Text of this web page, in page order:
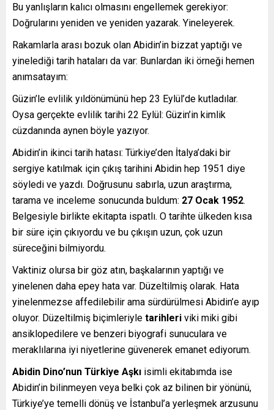
Bu yanlışların kalıcı olmasını engellemek gerekiyor:
Doğrularını yeniden ve yeniden yazarak. Yineleyerek.
Rakamlarla arası bozuk olan Abidin’in bizzat yaptığı ve
yinelediği tarih hataları da var: Bunlardan iki örneği hemen
anımsatayım:
Güzin’le evlilik yıldönümünü hep 23 Eylül’de kutladılar.
Oysa gerçekte evlilik tarihi 22 Eylül: Güzin’in kimlik
cüzdanında aynen böyle yazıyor.
Abidin’in ikinci tarih hatası: Türkiye’den İtalya’daki bir
sergiye katılmak için çıkış tarihini Abidin hep 1951 diye
söyledi ve yazdı. Doğrusunu sabırla, uzun araştırma,
tarama ve inceleme sonucunda buldum: 27 Ocak 1952.
Belgesiyle birlikte ekitapta ispatlı. O tarihte ülkeden kısa
bir süre için çıkıyordu ve bu çıkışın uzun, çok uzun
süreceğini bilmiyordu.
Vaktiniz olursa bir göz atın, başkalarının yaptığı ve
yinelenen daha epey hata var. Düzeltilmiş olarak. Hata
yinelenmezse affedilebilir ama sürdürülmesi Abidin’e ayıp
oluyor. Düzeltilmiş biçimleriyle tarihleri viki miki gibi
ansiklopedilere ve benzeri biyografi sunuculara ve
meraklılarına iyi niyetlerine güvenerek emanet ediyorum.
Abidin Dino’nun Türkiye Aşkı isimli ekitabımda ise
Abidin’in bilinmeyen veya belki çok az bilinen bir yönünü,
Türkiye’ye temelli dönüş ve İstanbul’a yerleşmek arzusunu